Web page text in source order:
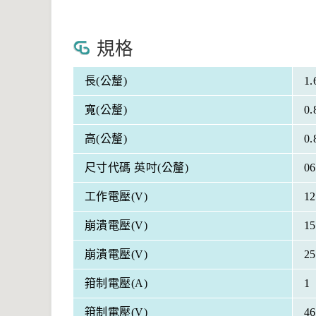
規格
長(公釐)
寬(公釐)
高(公釐)
尺寸代碼 英吋(公釐)
工作電壓(V) 12
崩潰電壓(V) 15
崩潰電壓(V) 25
箝制電壓(A) 1
箝制電壓(V) 46